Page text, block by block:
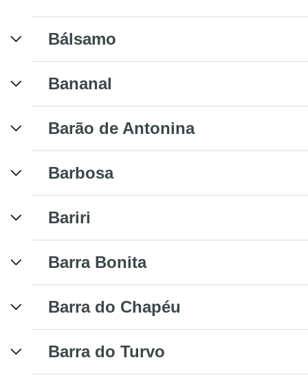
Bálsamo
Bananal
Barão de Antonina
Barbosa
Bariri
Barra Bonita
Barra do Chapéu
Barra do Turvo